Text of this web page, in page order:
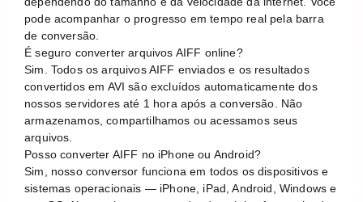
pode acompanhar o progresso em tempo real pela barra
de conversão.
É seguro converter arquivos AIFF online?
Sim. Todos os arquivos AIFF enviados e os resultados
convertidos em AVI são excluídos automaticamente dos
nossos servidores até 1 hora após a conversão. Não
armazenamos, compartilhamos ou acessamos seus
arquivos.
Posso converter AIFF no iPhone ou Android?
Sim, nosso conversor funciona em todos os dispositivos e
sistemas operacionais — iPhone, iPad, Android, Windows e